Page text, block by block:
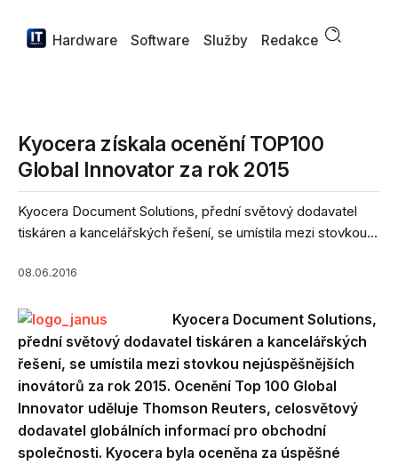
Hardware Software Služby Redakce
Kyocera získala ocenění TOP100
Global Innovator za rok 2015
Kyocera Document Solutions, přední světový dodavatel
tiskáren a kancelářských řešení, se umístila mezi stovkou...
08.06.2016
Kyocera Document Solutions,
přední světový dodavatel tiskáren a kancelářských
řešení, se umístila mezi stovkou nejúspěšnějších
inovátorů za rok 2015. Ocenění Top 100 Global
Innovator uděluje Thomson Reuters, celosvětový
dodavatel globálních informací pro obchodní
společnosti. Kyocera byla oceněna za úspěšné